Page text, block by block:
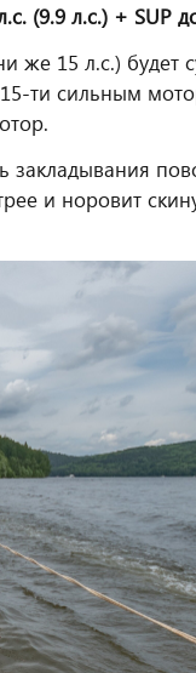
(9.9 л.с.) + SUP
же 15 л.с.) будет
ти сильным
и норовит